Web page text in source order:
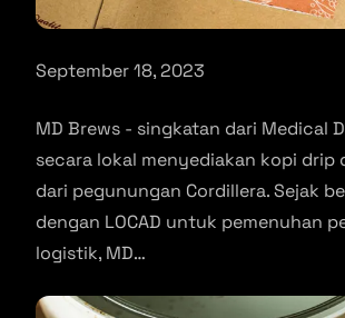
September 18, 2023
MD Brews - singkatan dari Medical
secara lokal menyediakan kopi drip
dari pegunungan Cordillera. Sejak
dengan LOCAD untuk pemenuhan
logistik, MD…